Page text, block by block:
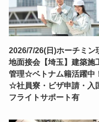
2026/7/26(日)ホーチミン
地面接会【埼玉】建築施
管理☆ベトナム籍活躍中
☆社員寮・ビザ申請・入
フライトサポート有